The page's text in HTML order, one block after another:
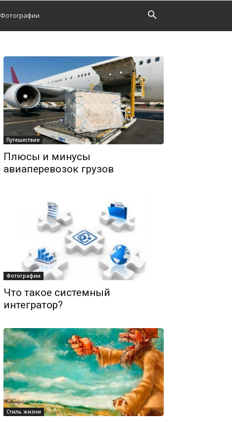
Фотографии
Путешествие
Плюсы и минусы
авиаперевозок грузов
Фотографии
Что такое системный
интегратор?
Стиль жизни